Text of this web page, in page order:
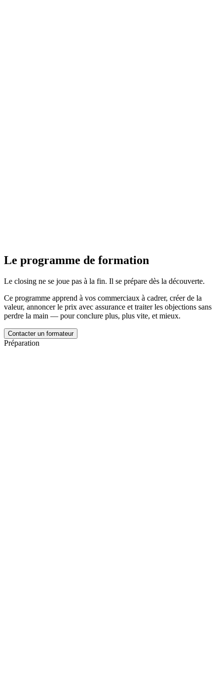
Le programme de formation
Le closing ne se joue pas à la fin. Il se prépare dès la découverte.
Ce programme apprend à vos commerciaux à cadrer, créer de la
valeur, annoncer le prix avec assurance et traiter les objections sans
perdre la main — pour conclure plus, plus vite, et mieux.
Contacter un formateur
Préparation